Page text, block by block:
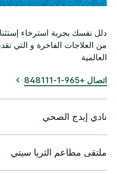
دلل نفسك بجربة استرخاء
من العلاجات الفاخرة و التي
العالمية
اتصال +965-1-848111